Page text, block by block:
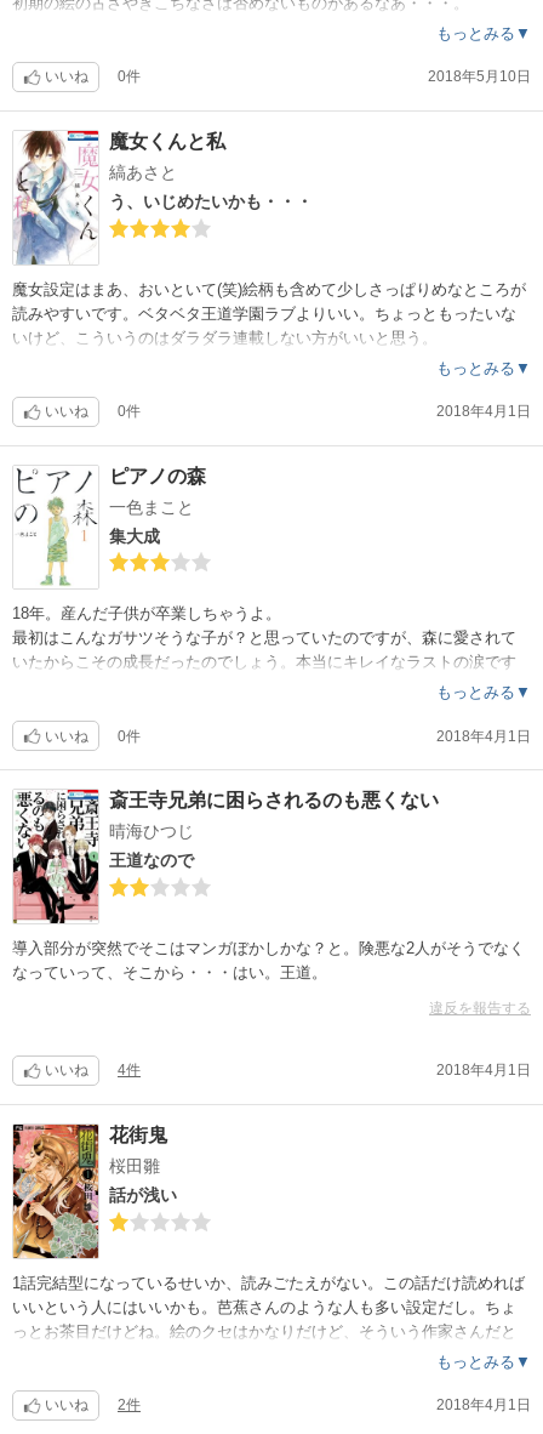
もっとみる▼
いいね 0件 2018年5月10日
魔女くんと私
縞あさと
う、いじめたいかも・・・
魔女設定はまあ、おいといて(笑)絵柄も含めて少しさっぱりめなところが
読みやすいです。ベタベタ王道学園ラブよりいい。ちょっともったいな
いけど、こういうのはダラダラ連載しない方がいいと思う。
もっとみる▼
いいね 0件 2018年4月1日
ピアノの森
一色まこと
集大成
18年。産んだ子供が卒業しちゃうよ。
最初はこんなガサツそうな子が？と思っていたのですが、森に愛されて
いたからこその成長だったのでしょう。本当にキレイなラストの涙です
もっとみる▼
いいね 0件 2018年4月1日
斎王寺兄弟に困らされるのも悪くない
晴海ひつじ
王道なので
導入部分が突然でそこはマンガぼかしかな？と。険悪な2人がそうでなく
なっていって、そこから・・・はい。王道。
違反を報告する
いいね 4件 2018年4月1日
花街鬼
桜田雛
話が浅い
1話完結型になっているせいか、読みごたえがない。この話だけ読めれば
いいという人にはいいかも。芭蕉さんのような人も多い設定だし。ちょ
っとお茶目だけどね。絵のクセはかなりだけど、そういう作家さんだと
もっとみる▼
いいね 2件 2018年4月1日